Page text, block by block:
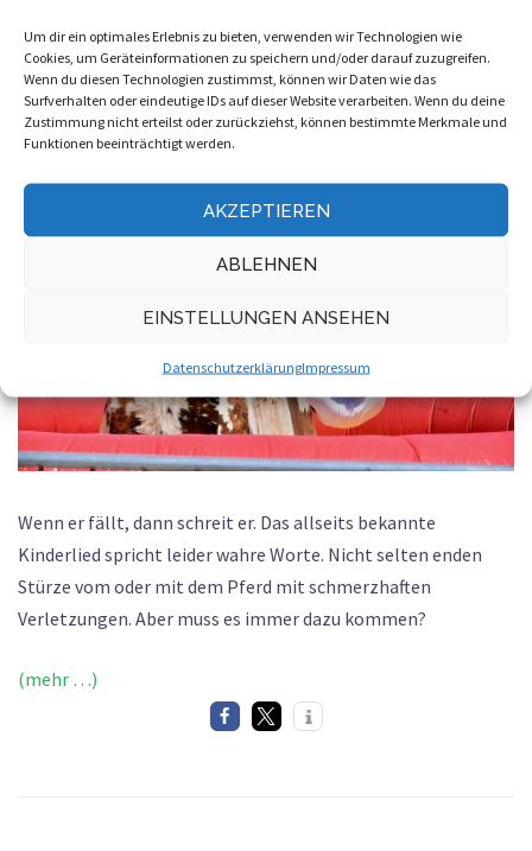
Um dir ein optimales Erlebnis zu bieten, verwenden wir Technologien wie
Cookies, um Geräteinformationen zu speichern und/oder darauf zuzugreifen.
Wenn du diesen Technologien zustimmst, können wir Daten wie das
Surfverhalten oder eindeutige IDs auf dieser Website verarbeiten. Wenn du deine
Zustimmung nicht erteilst oder zurückziehst, können bestimmte Merkmale und
Funktionen beeinträchtigt werden.
AKZEPTIEREN
ABLEHNEN
EINSTELLUNGEN ANSEHEN
DatenschutzerklärungImpressum
Hoppe, hoppe Reiter
VERÖFFENTLICHT AM3. FEBRUAR 2023
Wenn er fällt, dann schreit er. Das allseits bekannte
Kinderlied spricht leider wahre Worte. Nicht selten enden
Stürze vom oder mit dem Pferd mit schmerzhaften
Verletzungen. Aber muss es immer dazu kommen?
(mehr …)